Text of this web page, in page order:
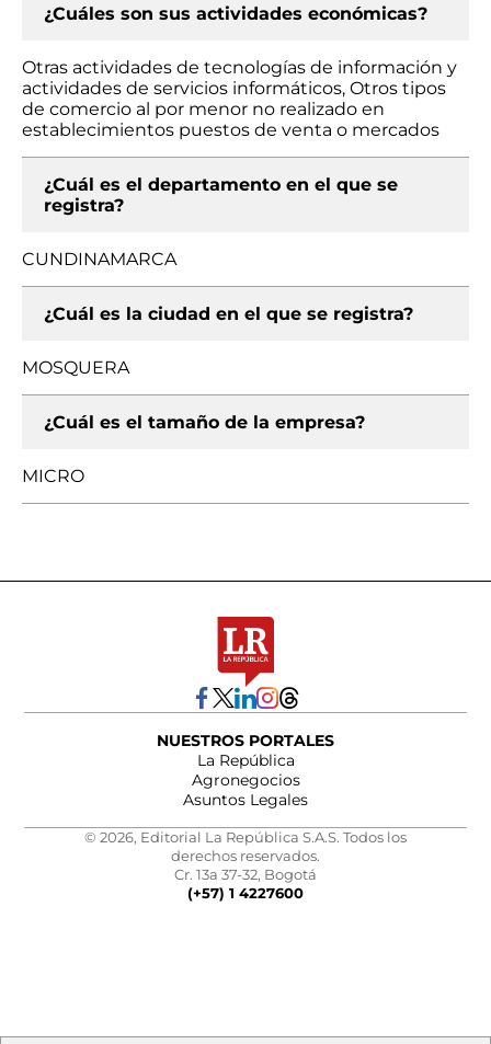
¿Cuáles son sus actividades económicas?
Otras actividades de tecnologías de información y
actividades de servicios informáticos, Otros tipos
de comercio al por menor no realizado en
establecimientos puestos de venta o mercados
¿Cuál es el departamento en el que se
registra?
CUNDINAMARCA
¿Cuál es la ciudad en el que se registra?
MOSQUERA
¿Cuál es el tamaño de la empresa?
MICRO
NUESTROS PORTALES
La República
Agronegocios
Asuntos Legales
© 2026, Editorial La República S.A.S. Todos los
derechos reservados.
Cr. 13a 37-32, Bogotá
(+57) 1 4227600